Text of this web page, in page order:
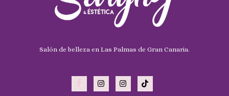
Salón de belleza en Las Palmas de Gran Canaria.